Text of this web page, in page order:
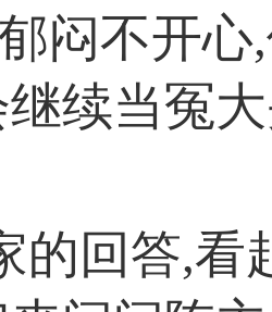
闷不开
续当冤
的回答,看